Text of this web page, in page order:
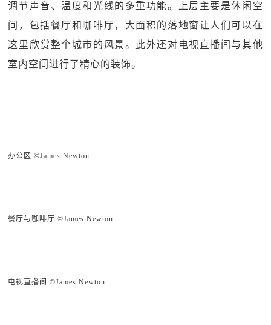
调节声音、温度和光线的多重功能。上层主要是休闲空
间，包括餐厅和咖啡厅，大面积的落地窗让人们可以在
这里欣赏整个城市的风景。此外还对电视直播间与其他
室内空间进行了精心的装饰。
办公区 ©James Newton
餐厅与咖啡厅 ©James Newton
电视直播间 ©James Newton